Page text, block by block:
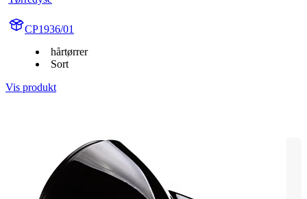
CP1936/01
hårtørrer
Sort
Vis produkt